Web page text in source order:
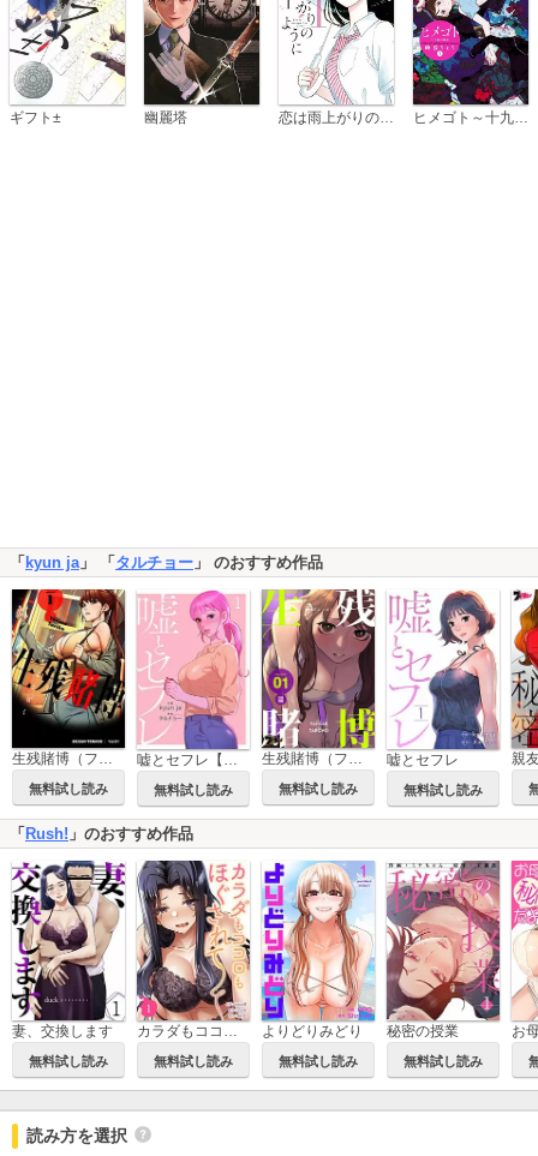
ギフト± 幽麗塔
「kyun ja 」 「タルチョー 」 のおすすめ作品
生残賭博（フルカラー）【特装版】
無料試し読み 無料試し読み
生残賭博（フルカラー）
無料試し読み
嘘とセフレ
無料試し読み
「Rush! 」のおすすめ作品
妻、交換します
無料試し読み
カラダもココロもほぐされて【電子単行本版】
無料試し読み
よりどりみどり
無料試し読み
秘密の授業
無料試し読み
読み方を選択